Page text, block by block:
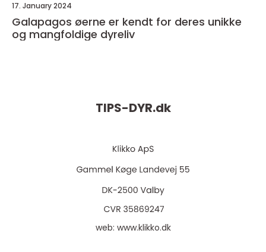
17. January 2024
Galapagos øerne er kendt for deres unikke
og mangfoldige dyreliv
TIPS-DYR.dk
web: www.klikko.dk